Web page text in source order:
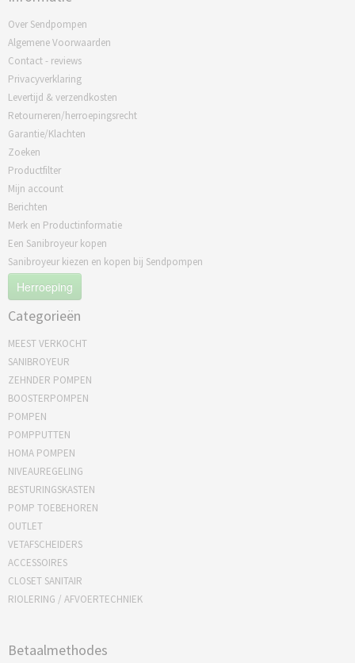
Over Sendpompen
Algemene Voorwaarden
Contact - reviews
Privacyverklaring
Levertijd & verzendkosten
Retourneren/herroepingsrecht
Garantie/Klachten
Zoeken
Productfilter
Mijn account
Berichten
Merk en Productinformatie
Een Sanibroyeur kopen
Sanibroyeur kiezen en kopen bij Sendpompen
Herroeping
Categorieën
MEEST VERKOCHT
SANIBROYEUR
ZEHNDER POMPEN
BOOSTERPOMPEN
POMPEN
POMPPUTTEN
HOMA POMPEN
NIVEAUREGELING
BESTURINGSKASTEN
POMP TOEBEHOREN
OUTLET
VETAFSCHEIDERS
ACCESSOIRES
CLOSET SANITAIR
RIOLERING / AFVOERTECHNIEK
Betaalmethodes